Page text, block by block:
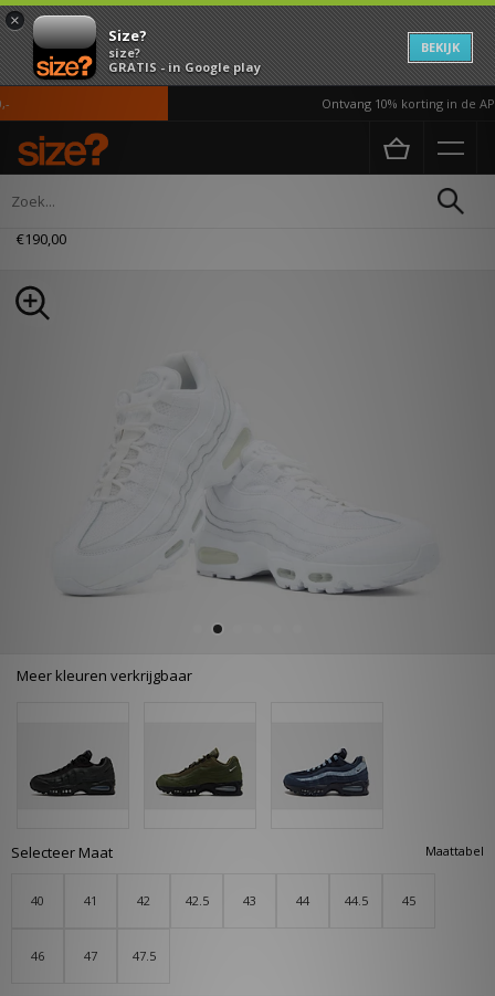
×
Size?
size?
GRATIS - in Google play
BEKIJK
Ontvang 10% korting in de
Home Heren
Nike Air Max 95
€190,00
Meer kleuren verkrijgbaar
Maattabel
Selecteer Maat
40 41 42 42.5 43 44 44.5 45
46 47 47.5